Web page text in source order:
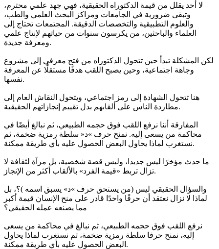
لا أحد يقلل من قيمة الدكتوراه الحقيقية، فهي جهد علمي محترم،
وتبقى ضرورية في الجامعات ومراكز البحث العلمي والطب،
والعلوم التطبيقية والتخصصات الدقيقة. المجتمعات تحتاج إلى
العلماء والباحثين، من يكرسون سنوات من حياتهم لإنتاج علمي
ومعرفة جديدة.
لكن المشكلة تبدأ حين تتحول الدكتوراه من فتح معرفي إلى مشروع
وجاهة اجتماعية، وحين يصبح اللقب هدفًا مستقلًا عن المعرفة
نفسها.
هنا تتحول الشهادة إلى رمز اجتماعي، ويتحول النقاش العام إلى
مطاردة الناس على ألقابهم بدل تقييم إنجازاتهم الحقيقية.
المفارقة أننا نرفع اللقب فوق حجمه الطبيعي، ثم نبالغ أيضًا في
محاكمة من يسعى إليه. نمنح حرف »د« سلطة رمزية ضخمة، ثم
نستغرب لماذا يحاول البعض الحصول عليه بأي طريقة ممكنة.
ما حدث مؤخرًا ليس جديدا، وليس قصة شخصية، بل مرآة لثقافة لا
تزال تربط «قيمة الفرد» بالألقاب أكثر من الإنجاز.
والسؤال الحقيقي ليس (من يستحق حرف »د» يسبق اسمه )؟، بل
لماذا لا نزال نعتقد أن حرفًا واحدًا قادر على منح الإنسان قيمة أكبر
مما يصنعه عمله الحقيقي؟
نرفع اللقب فوق حجمه الطبيعي، ثم نبالغ في محاكمة من يسعى
إليه، نمنح حرفا سلطة رمزية ضخمة، ثم نستغرب لماذا يحاول
البعض الحصول عليه بأي طريقة ممكنة.